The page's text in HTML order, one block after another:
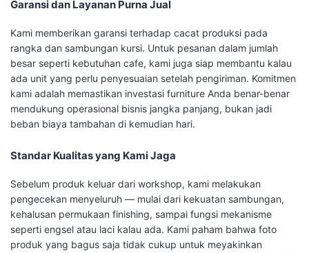
Garansi dan Layanan Purna Jual
Kami memberikan garansi terhadap cacat produksi pada
rangka dan sambungan kursi. Untuk pesanan dalam jumlah
besar seperti kebutuhan cafe, kami juga siap membantu kalau
ada unit yang perlu penyesuaian setelah pengiriman. Komitmen
kami adalah memastikan investasi furniture Anda benar-benar
mendukung operasional bisnis jangka panjang, bukan jadi
beban biaya tambahan di kemudian hari.
Standar Kualitas yang Kami Jaga
Sebelum produk keluar dari workshop, kami melakukan
pengecekan menyeluruh — mulai dari kekuatan sambungan,
kehalusan permukaan finishing, sampai fungsi mekanisme
seperti engsel atau laci kalau ada. Kami paham bahwa foto
produk yang bagus saja tidak cukup untuk meyakinkan